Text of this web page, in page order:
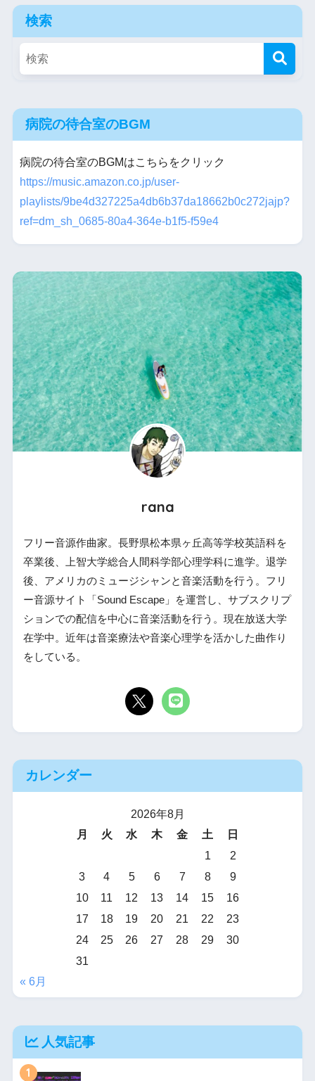
検索
病院の待合室のBGM
病院の待合室のBGMはこちらをクリック
https://music.amazon.co.jp/user-
playlists/9be4d327225a4db6b37da18662b0c272jajp?
ref=dm_sh_0685-80a4-364e-b1f5-f59e4
rana
フリー音源作曲家。長野県松本県ヶ丘高等学校英語科を
卒業後、上智大学総合人間科学部心理学科に進学。退学
後、アメリカのミュージシャンと音楽活動を行う。フリ
ー音源サイト「Sound Escape」を運営し、サブスクリプ
ションでの配信を中心に音楽活動を行う。現在放送大学
在学中。近年は音楽療法や音楽心理学を活かした曲作り
をしている。
カレンダー
2026年8月
月
火 水 木 金 土
日
1
2
3
4 5 6 7 8
9
10
11 12 13 14 15
16
17
18 19 20 21 22
23
24
25 26 27 28 29
30
31
« 6月
人気記事
1